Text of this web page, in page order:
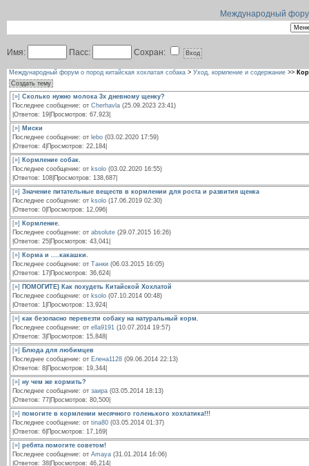
Международный
Имя: Пасс: Сохран:
Международный форум о пород китайская хохлатая собака > Уход, кормление и содержание >>
Создать тему
[»] Сколько нужно молока 3х дневному щенку?
Последнее сообщение: от Cherhavla (25.09.2023 23:41)
|Ответов: 19|Просмотров: 67,923|
[»] Миски
Последнее сообщение: от lebo (03.02.2020 17:59)
|Ответов: 4|Просмотров: 22,184|
[»]
Кормление собак.
Последнее сообщение: от ksolo (03.02.2020 16:55)
|Ответов: 108|Просмотров: 138,687|
[»] Значение питательные веществ в кормлении для роста и развития щенка
Последнее сообщение: от ksolo (17.06.2019 02:30)
|Ответов: 0|Просмотров: 12,096|
[»]
Кормление.
Последнее сообщение: от absolute (29.07.2015 16:26)
|Ответов: 25|Просмотров: 43,041|
[»]
Корма и ....какашки.
Последнее сообщение: от Танки (06.03.2015 16:05)
|Ответов: 17|Просмотров: 36,624|
[»]
ПОМОГИТЕ) Как похудеть Китайской Хохлатой
Последнее сообщение: от ksolo (07.10.2014 00:48)
|Ответов: 1|Просмотров: 13,924|
[»] как безопасно перевезти собаку на натуральный корм.
Последнее сообщение: от ella9191 (10.07.2014 19:57)
|Ответов: 3|Просмотров: 15,848|
[»]
Блюда для любимцев
Последнее сообщение: от Елена1128 (09.06.2014 22:13)
|Ответов: 8|Просмотров: 19,344|
[»] ну чем же кормить?
Последнее сообщение: от заира (03.05.2014 18:13)
|Ответов: 77|Просмотров: 80,500|
[»] помогите в кормлении месячного голенького хохлатика!!!
Последнее сообщение: от tina80 (03.05.2014 01:37)
|Ответов: 6|Просмотров: 17,169|
[»] ребята помогите советом!
Последнее сообщение: от Amaya (31.01.2014 16:06)
|Ответов: 38|Просмотров: 46,214|